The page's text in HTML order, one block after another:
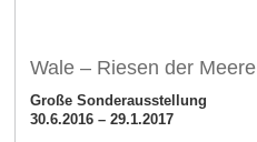
Wale – Riesen der Meere
Große Sonderausstellung
30.6.2016 – 29.1.2017